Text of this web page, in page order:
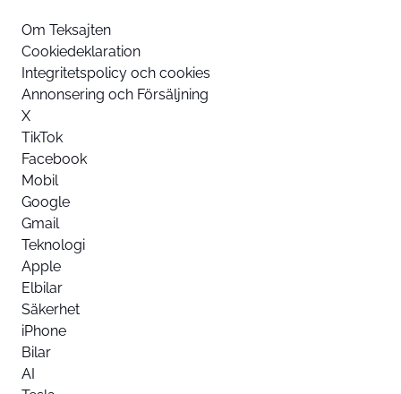
Om Teksajten
Cookiedeklaration
Integritetspolicy och cookies
Annonsering och Försäljning
X
TikTok
Facebook
Mobil
Google
Gmail
Teknologi
Apple
Elbilar
Säkerhet
iPhone
Bilar
AI